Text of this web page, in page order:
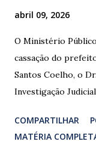
abril 09, 2026
O Ministério
cassação do
Santos Coelho, o
Investigação
Santa Luzia do
“União e
COMPARTILHAR
MATÉRIA